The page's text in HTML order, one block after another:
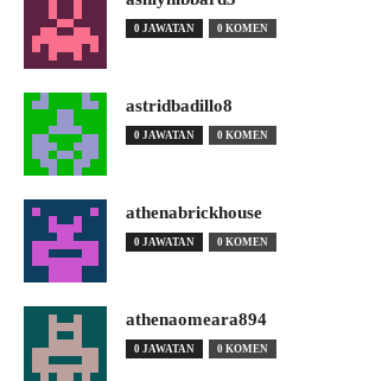
0 JAWATAN 0 KOMEN
astridbadillo8
0 JAWATAN 0 KOMEN
athenabrickhouse
0 JAWATAN 0 KOMEN
athenaomeara894
0 JAWATAN 0 KOMEN